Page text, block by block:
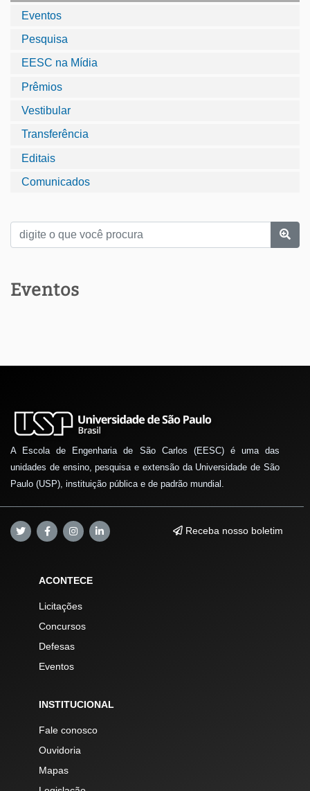
Eventos
Pesquisa
EESC na Mídia
Prêmios
Vestibular
Transferência
Editais
Comunicados
Eventos
A Escola de Engenharia de São Carlos (EESC) é uma das
unidades de ensino, pesquisa e extensão da Universidade de São
Paulo (USP), instituição pública e de padrão mundial.
Receba nosso boletim
ACONTECE
Licitações
Concursos
Defesas
Eventos
INSTITUCIONAL
Fale conosco
Ouvidoria
Mapas